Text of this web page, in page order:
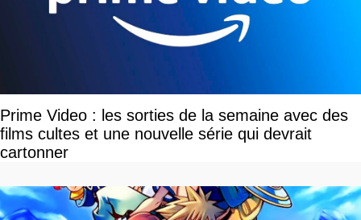
Prime Video : les sorties de la semaine avec des
films cultes et une nouvelle série qui devrait
cartonner